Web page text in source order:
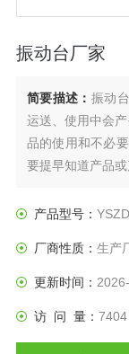
振动台厂家
简要描述： 振动
运送、使用中会
品的使用和不必
要提早知道产品或
产品型号：
厂商性质： 生产
更新时间：
访 问 量： 7404